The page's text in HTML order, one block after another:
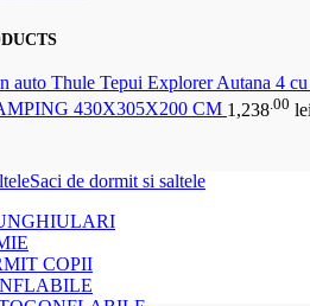
auto Thule Tepui Explorer Autana 4
430X305X200 CM 1,238 .00
Saci de dormit si saltele
COPII